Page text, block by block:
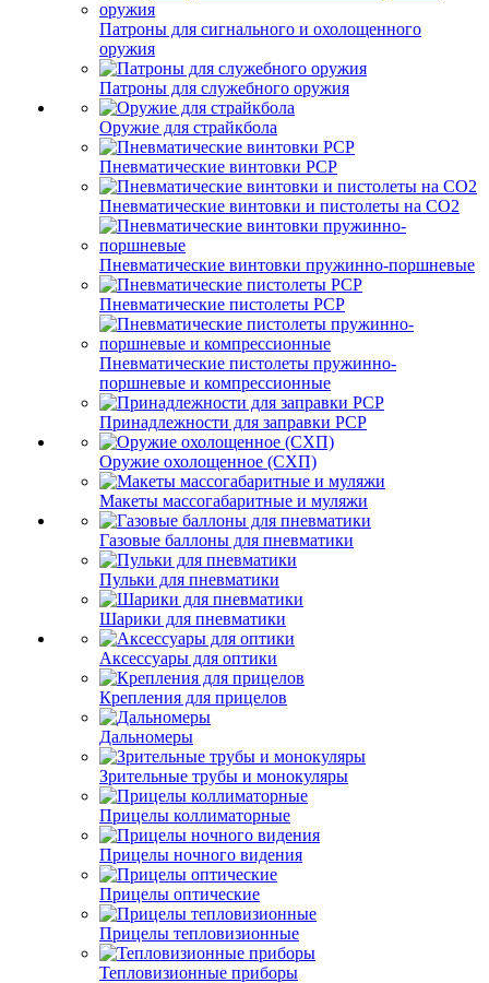
Патроны для сигнального и охолощенного
оружия
Патроны для служебного оружия
Оружие для страйкбола
Пневматические винтовки PCP
Пневматические винтовки и пистолеты на CO2
Пневматические винтовки пружинно-поршневые
Пневматические пистолеты PCP
Пневматические пистолеты пружинно-
поршневые и компрессионные
Принадлежности для заправки PCP
Оружие охолощенное (СХП)
Макеты массогабаритные и муляжи
Газовые баллоны для пневматики
Пульки для пневматики
Шарики для пневматики
Аксессуары для оптики
Крепления для прицелов
Дальномеры
Зрительные трубы и монокуляры
Прицелы коллиматорные
Прицелы ночного видения
Прицелы оптические
Прицелы тепловизионные
Тепловизионные приборы